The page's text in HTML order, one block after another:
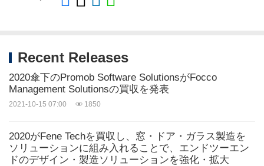
Recent Releases
2020傘下のPromob Software SolutionsがFocco
Management Solutionsの買収を発表
2021-10-15 07:00 1850
2020がFene Techを買収し、窓・ドア・ガラス製造を
ソリューションに組み入れることで、エンドツーエン
ドのデザイン・製造ソリューションを強化・拡大